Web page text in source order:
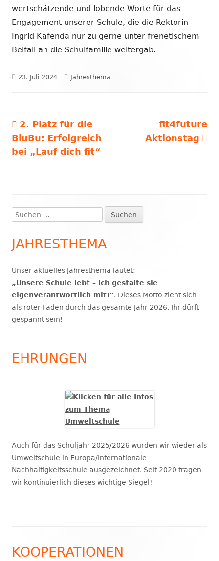
wertschätzende und lobende Worte für das
Engagement unserer Schule, die die Rektorin
Ingrid Kafenda nur zu gerne unter frenetischem
Beifall an die Schulfamilie weitergab.
Veröffentlicht
23. Juli 2024 Schlagwörter
Jahresthema
Beitragsnavigation
Vorheriger
Beitrag:
2. Platz für die
BluBu: Erfolgreich
bei „Lauf dich fit“
Nächster
Beitrag
fit4future
Aktionstag
Haupt-
Seitenleiste
Suchen
nach:
JAHRESTHEMA
Unser aktuelles Jahresthema lautet:
„Unsere Schule lebt – ich gestalte sie
eigenverantwortlich mit!“. Dieses Motto zieht sich
als roter Faden durch das gesamte Jahr 2026. Ihr dürft
gespannt sein!
EHRUNGEN
Auch für das Schuljahr 2025/2026 wurden wir wieder als
Umweltschule in Europa/Internationale
Nachhaltigkeitsschule ausgezeichnet. Seit 2020 tragen
wir kontinuierlich dieses wichtige Siegel!
Inhalt
KOOPERATIONEN